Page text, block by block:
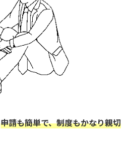
申請も簡単で、制度もかなり親切